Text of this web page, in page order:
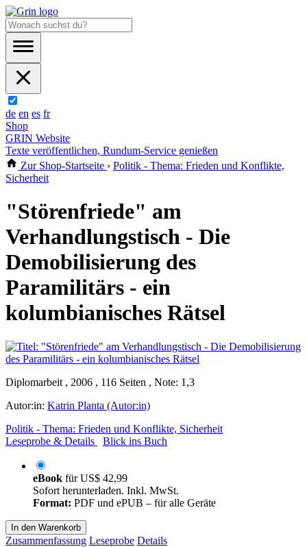
de en es fr
Shop
GRIN Website
Texte veröffentlichen, Rundum-Service genießen
Zur Shop-Startseite › Politik - Thema: Frieden und Konflikte,
Sicherheit
"Störenfriede" am
Verhandlungstisch - Die
Demobilisierung des
Paramilitärs - ein
kolumbianisches Rätsel
Diplomarbeit , 2006 , 116 Seiten , Note: 1,3
Autor:in: Katrin Planta (Autor:in)
Politik - Thema: Frieden und Konflikte, Sicherheit
Leseprobe & Details
Blick ins Buch
eBook fürUS$ 42,99
Sofort herunterladen. Inkl. MwSt.
Format: PDF und ePUB – für alle Geräte
In den Warenkorb
Zusammenfassung Leseprobe Details